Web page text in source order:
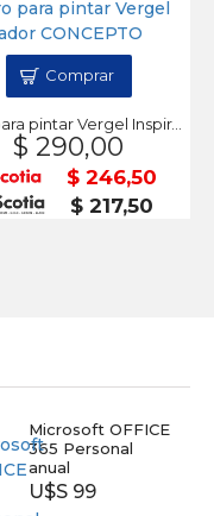
Libro para pintar Vergel Inspirador CONCEPTO
$ 290,00
$ 246,50
$ 217,50
Comprar
Microsoft OFFICE
365 Personal
anual
U$S 99